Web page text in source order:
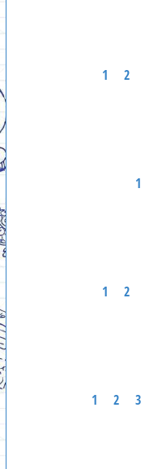
1 2
1
1 2
1 2 3